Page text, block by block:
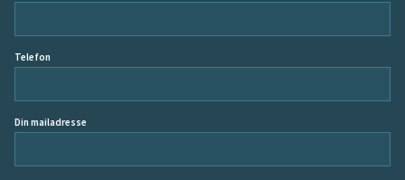
Telefon
Din mailadresse